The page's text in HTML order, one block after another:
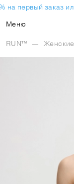
на первый заказ
Меню
RUN™ —